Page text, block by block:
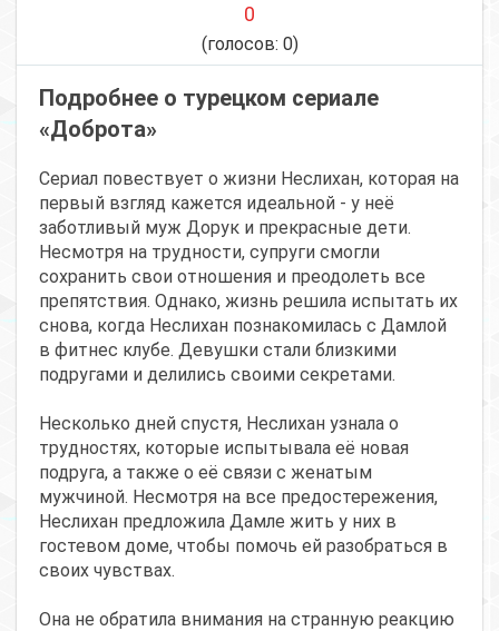
0
(голосов: 0)
Подробнее о турецком сериале
«Доброта»
Сериал повествует о жизни Неслихан, которая на
первый взгляд кажется идеальной - у неё
заботливый муж Дорук и прекрасные дети.
Несмотря на трудности, супруги смогли
сохранить свои отношения и преодолеть все
препятствия. Однако, жизнь решила испытать их
снова, когда Неслихан познакомилась с Дамлой
в фитнес клубе. Девушки стали близкими
подругами и делились своими секретами.
Несколько дней спустя, Неслихан узнала о
трудностях, которые испытывала её новая
подруга, а также о её связи с женатым
мужчиной. Несмотря на все предостережения,
Неслихан предложила Дамле жить у них в
гостевом доме, чтобы помочь ей разобраться в
своих чувствах.
Она не обратила внимания на странную реакцию